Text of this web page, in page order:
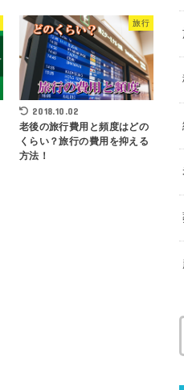
旅行
2018.10.02
老後の旅行費用と頻度はどの
くらい？旅行の費用を抑える
方法！